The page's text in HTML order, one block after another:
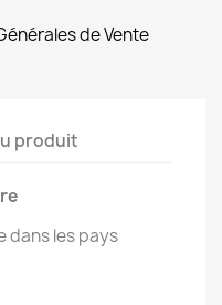
de Vente
produit
dans les pays